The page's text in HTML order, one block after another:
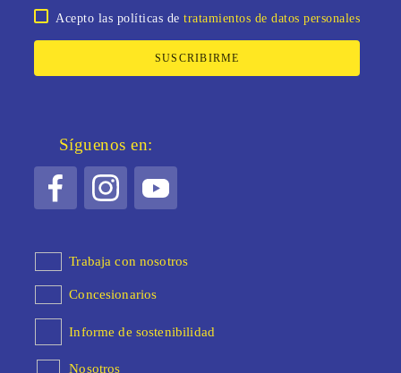
Acepto las políticas detratamientos de datos personales
SUSCRIBIRME
Síguenos en:
Trabaja con nosotros
Concesionarios
Informe de sostenibilidad
Nosotros